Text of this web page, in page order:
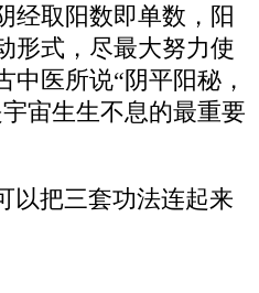
经取阳数即单数，阳
形式，尽最大努力使
中医所说“阴平阳秘，
宙生生不息的最重要
以把三套功法连起来